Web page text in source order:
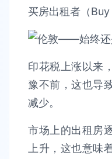
买房出租者（Buy
印花税上涨以来
豫不前，这也导
减少。
市场上的出租房
上升，这也意味